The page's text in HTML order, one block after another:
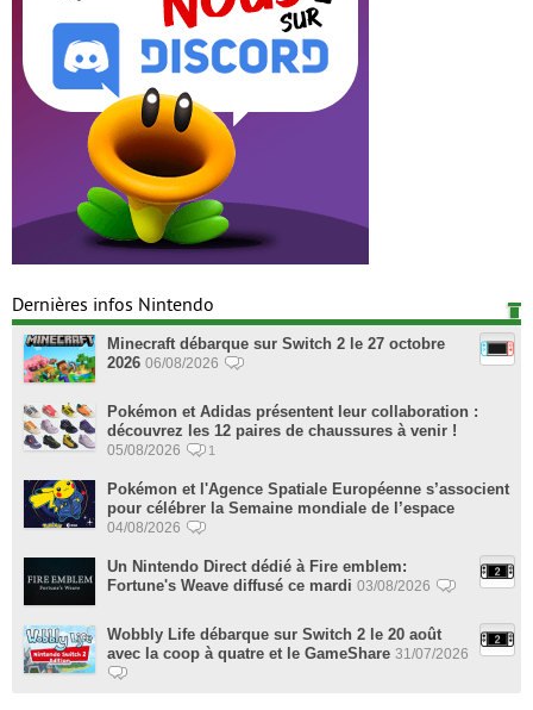
Dernières infos Nintendo
Minecraft débarque sur Switch 2 le 27 octobre
2026 06/08/2026
Pokémon et Adidas présentent leur collaboration :
découvrez les 12 paires de chaussures à venir !
05/08/2026 1
Pokémon et l'Agence Spatiale Européenne s’associent
pour célébrer la Semaine mondiale de l’espace
04/08/2026
Un Nintendo Direct dédié à Fire emblem:
Fortune's Weave diffusé ce mardi 03/08/2026
Wobbly Life débarque sur Switch 2 le 20 août
avec la coop à quatre et le GameShare 31/07/2026